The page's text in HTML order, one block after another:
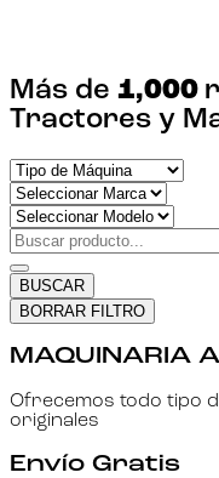
Más de 1,000
Tractores y
BUSCAR
BORRAR FILTRO
MAQUINARIA
Ofrecemos todo tipo
originales
Envío Gratis